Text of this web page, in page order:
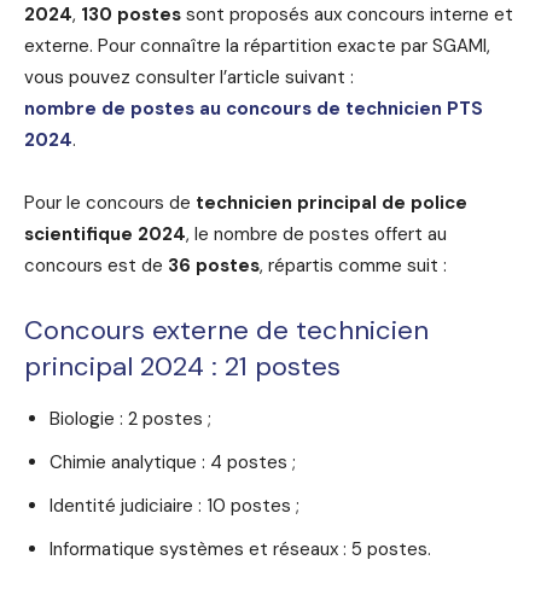
2024, 130 postes sont proposés aux concours interne et
externe. Pour connaître la répartition exacte par SGAMI,
vous pouvez consulter l’article suivant :
nombre de postes au concours de technicien PTS
2024.
Pour le concours de technicien principal de police
scientifique 2024, le nombre de postes offert au
concours est de 36 postes, répartis comme suit :
Concours externe de technicien
principal 2024 : 21 postes
Biologie : 2 postes ;
Chimie analytique : 4 postes ;
Identité judiciaire : 10 postes ;
Informatique systèmes et réseaux : 5 postes.